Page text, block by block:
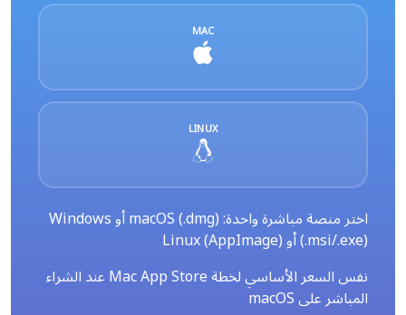
MAC
LINUX
اختر منصة مباشرة واحدة: macOS (.dmg) أو Windows
(.msi/.exe) أو Linux (AppImage)
نفس السعر الأساسي لخطة Mac App Store عند الشراء
المباشر على macOS